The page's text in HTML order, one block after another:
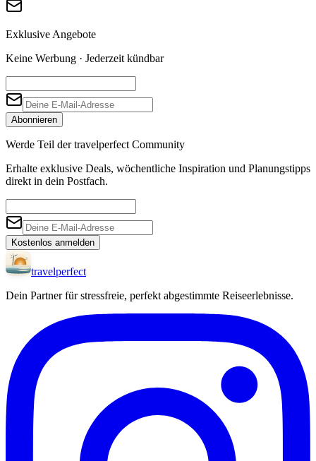
Exklusive Angebote
Keine Werbung · Jederzeit kündbar
Abonnieren
Werde Teil der travelperfect Community
Erhalte exklusive Deals, wöchentliche Inspiration und Planungstipps
direkt in dein Postfach.
Kostenlos anmelden
travelperfect
Dein Partner für stressfreie, perfekt abgestimmte Reiseerlebnisse.